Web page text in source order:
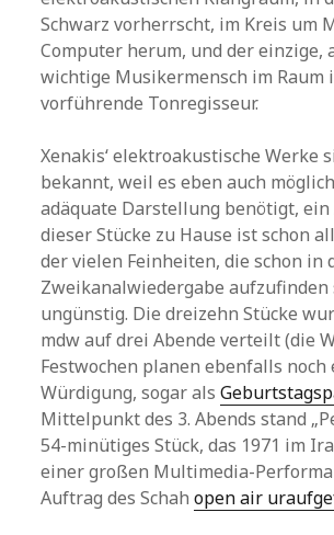
Schwarz vorherrscht, im Kreis um
Computer herum, und der einzige,
wichtige Musikermensch im Raum
vorführende Tonregisseur.
Xenakis‘ elektroakustische Werke
bekannt, weil es eben auch
adäquate Darstellung benötigt,
dieser Stücke zu Hause ist schon
der vielen Feinheiten, die schon in
Zweikanalwiedergabe aufzufinden
ungünstig. Die dreizehn Stücke
mdw auf drei Abende verteilt (die
Festwochen planen ebenfalls noch
Würdigung, sogar als
Mittelpunkt des 3. Abends stand
54-minütiges Stück, das 1971 im
einer großen Multimedia-
Auftrag des Schahopen air